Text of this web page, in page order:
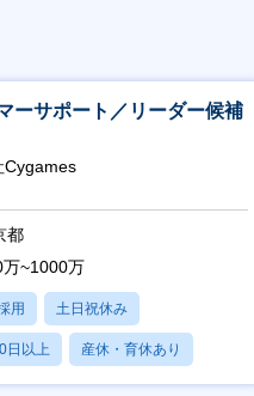
ーサポート／リーダー候補
Cygames
都
~1000万
用 土日祝休み
日以上 産休・育休あり
時間以内